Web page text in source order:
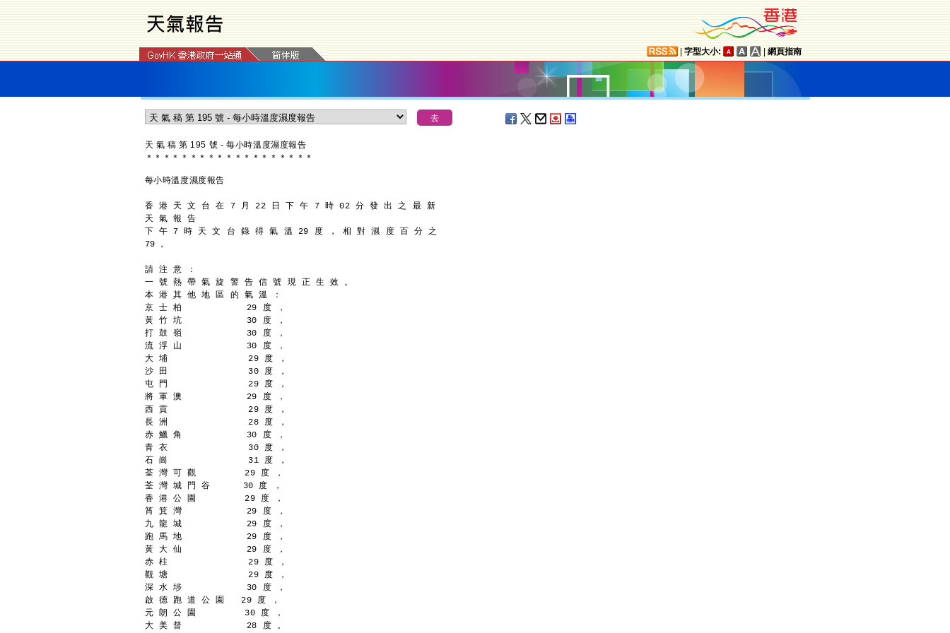
字型大小: 網頁指南
天 氣 稿 第 195 號 - 每小時溫度濕度報告
＊ ＊ ＊ ＊ ＊ ＊ ＊ ＊ ＊ ＊ ＊ ＊ ＊ ＊ ＊ ＊ ＊ ＊ ＊
每小時溫度濕度報告
香 港 天 文 台 在 7 月 22 日 下 午 7 時 02 分 發 出 之 最 新
天 氣 報 告
下 午 7 時 天 文 台 錄 得 氣 溫 29 度 ， 相 對 濕 度 百 分 之
79 。
請 注 意 ：
一 號 熱 帶 氣 旋 警 告 信 號 現 正 生 效 。
本 港 其 他 地 區 的 氣 溫 ：
京 士 柏            29 度 ，
黃 竹 坑            30 度 ，
打 鼓 嶺            30 度 ，
流 浮 山            30 度 ，
大 埔               29 度 ，
沙 田               30 度 ，
屯 門               29 度 ，
將 軍 澳            29 度 ，
西 貢               29 度 ，
長 洲               28 度 ，
赤 鱲 角            30 度 ，
青 衣               30 度 ，
石 崗               31 度 ，
荃 灣 可 觀         29 度 ，
荃 灣 城 門 谷      30 度 ，
香 港 公 園         29 度 ，
筲 箕 灣            29 度 ，
九 龍 城            29 度 ，
跑 馬 地            29 度 ，
黃 大 仙            29 度 ，
赤 柱               29 度 ，
觀 塘               29 度 ，
深 水 埗            30 度 ，
啟 德 跑 道 公 園   29 度 ，
元 朗 公 園         30 度 ，
大 美 督            28 度 。